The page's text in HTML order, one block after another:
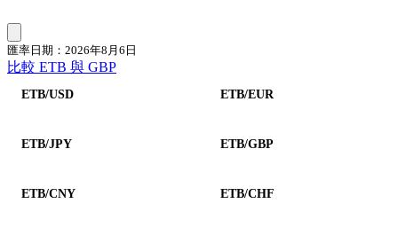
匯率日期：2026年8月6日
比較 ETB 與 GBP
ETB/USD ETB/EUR
ETB/JPY ETB/GBP
ETB/CNY ETB/CHF